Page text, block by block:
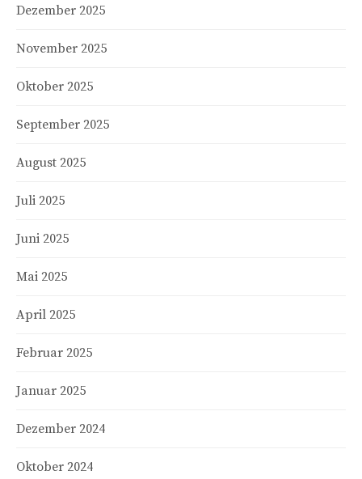
Dezember 2025
November 2025
Oktober 2025
September 2025
August 2025
Juli 2025
Juni 2025
Mai 2025
April 2025
Februar 2025
Januar 2025
Dezember 2024
Oktober 2024